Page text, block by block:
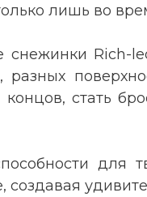
лишь во
Rich-
стать
для
создавая